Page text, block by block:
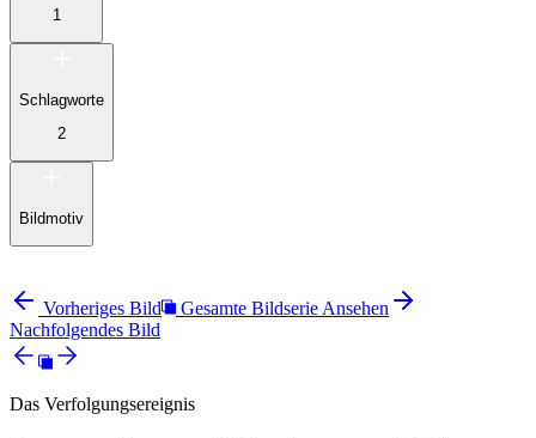
1
Schlagworte
2
Bildmotiv
Vorheriges Bild
Gesamte Bildserie Ansehen
Nachfolgendes Bild
Das Verfolgungsereignis